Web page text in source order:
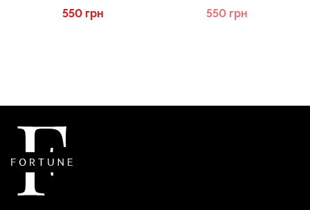
550 грн 550 грн